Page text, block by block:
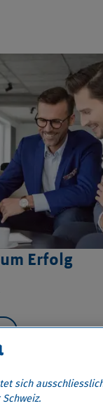
Erfolg
Kreditvermittler
sich